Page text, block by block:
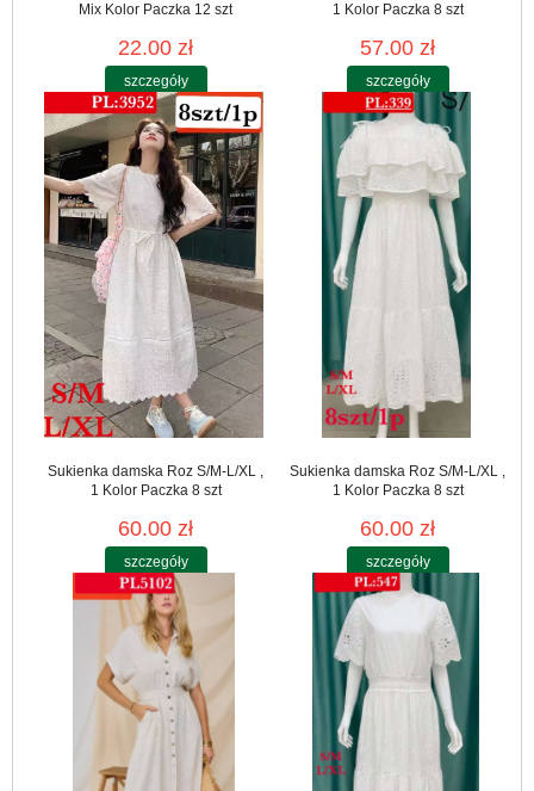
Mix Kolor Paczka 12 szt
22.00 zł
szczegóły
1 Kolor Paczka 8 szt
57.00 zł
szczegóły
Sukienka damska Roz S/M-L/XL ,
1 Kolor Paczka 8 szt
60.00 zł
szczegóły
Sukienka damska Roz S/M-L/XL ,
1 Kolor Paczka 8 szt
60.00 zł
szczegóły